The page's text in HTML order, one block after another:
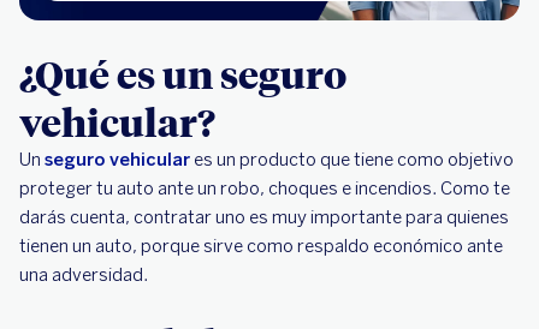
¿Qué es un seguro
vehicular?
Un seguro vehicular es un producto que tiene como objetivo
proteger tu auto ante un robo, choques e incendios. Como te
darás cuenta, contratar uno es muy importante para quienes
tienen un auto, porque sirve como respaldo económico ante
una adversidad.